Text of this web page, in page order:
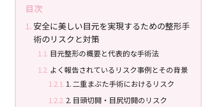
目次
安全に美しい目元を実現するための整形手
術のリスクと対策
目元整形の概要と代表的な手術法
よく報告されているリスク事例とその背景
1. 二重まぶた手術におけるリスク
2. 目頭切開・目尻切開のリスク